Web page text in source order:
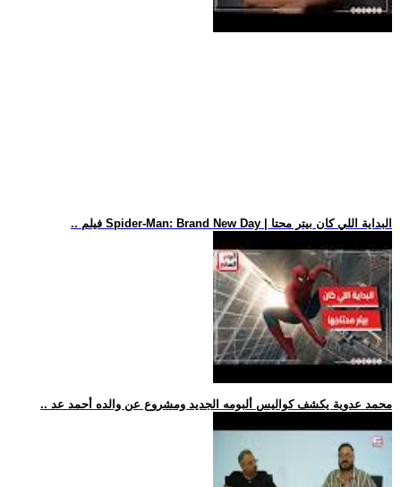
.. فيلم Spider-Man: Brand New Day | البداية اللي كان بيتر محتا
.. محمد عدوية يكشف كواليس ألبومه الجديد ومشروع عن والده أحمد عد